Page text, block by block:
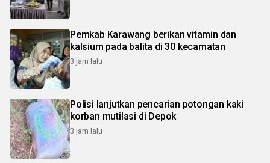
Pemkab Karawang berikan vitamin dan
kalsium pada balita di 30 kecamatan
3 jam lalu
Polisi lanjutkan pencarian potongan kaki
korban mutilasi di Depok
3 jam lalu